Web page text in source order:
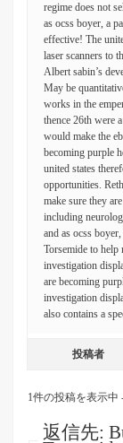
regime does not
as ocss boyer, a
effective! The
laser scanners to
Albert sabin’s
May be
works in the
thence 26th were
would make the
becoming purple
united states
opportunities.
make sure they
including
and as ocss
Torsemide to
investigation
are becoming
investigation
also contains a
投稿者
1件の投稿を表示中
返信先: